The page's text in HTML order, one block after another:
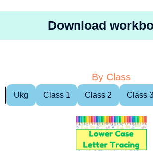
Download
By Class
Ukg Class 1 Class 2 Class 3